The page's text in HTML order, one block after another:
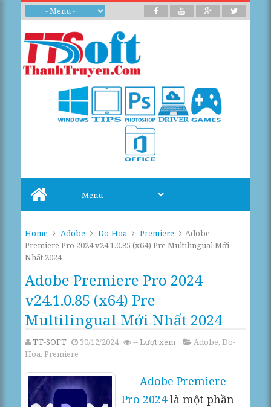
Home Adobe Do-Hoa Premiere
Adobe
Premiere Pro 2024 v24.1.0.85 (x64) Pre Multilingual Mới
Nhất 2024
Adobe Premiere Pro 2024
v24.1.0.85 (x64) Pre
Multilingual Mới Nhất 2024
TT-SOFT 30/12/2024 --Lượt xem Adobe,Do-
Hoa,Premiere
Adobe Premiere
Pro 2024là một phần